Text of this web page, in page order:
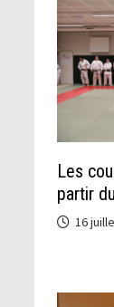
Les
partir
16